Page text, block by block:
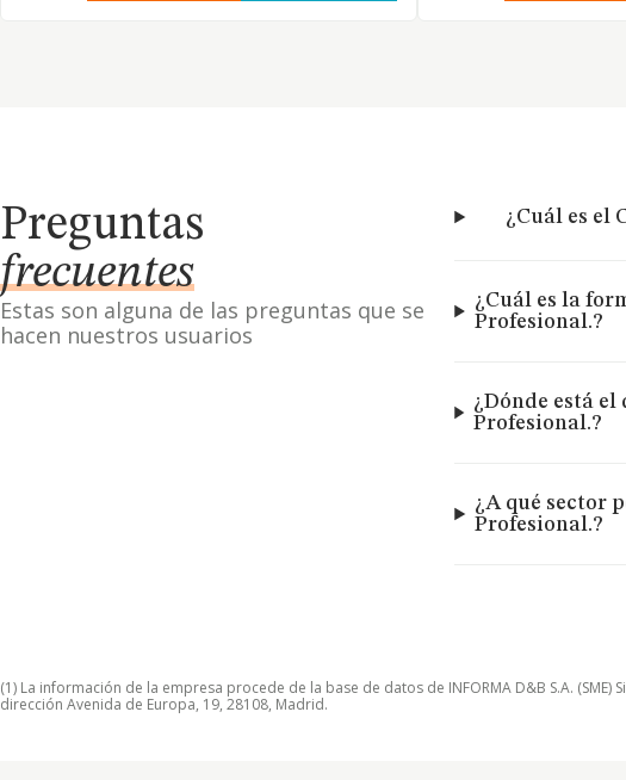
Preguntas
frecuentes
Estas son alguna de las preguntas que se
hacen nuestros usuarios
¿Cuál es el
¿Cuál es la
Profesional.?
¿Dónde está
Profesional.?
¿A qué sector
Profesional.?
(1) La información de la empresa procede de la base de datos de INFORMA D&B S.A.
dirección Avenida de Europa, 19, 28108, Madrid.